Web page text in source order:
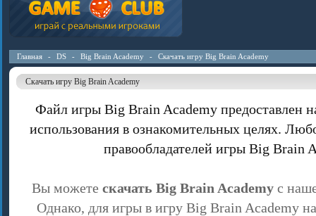
Главная - DS - Big Brain Academy - Скачать игру Big Brain Academy
Скачать игру Big Brain Academy
Файл игры Big Brain Academy предоставлен
использования в ознакомительных целях.
правообладателей игры Big Brain
Вы можете скачать Big Brain Academy с
Однако, для игры в игру Big Brain Academy